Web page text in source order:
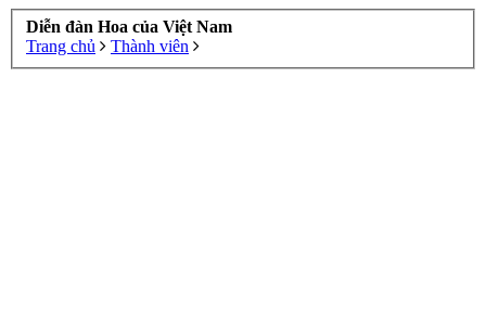
Diễn đàn Hoa của Việt Nam
Trang chủ
Thành viên